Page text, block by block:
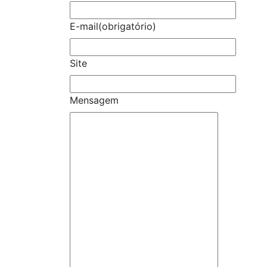
E-mail(obrigatório)
Site
Mensagem